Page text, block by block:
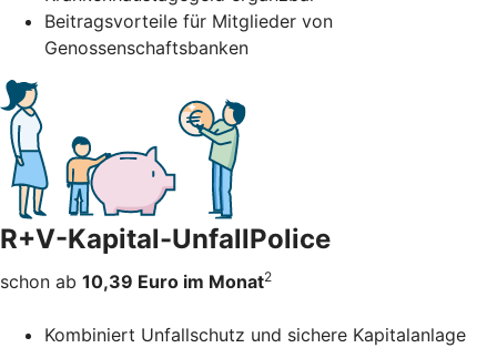
Beitragsvorteile für Mitglieder von
Genossenschaftsbanken
R+V-Kapital-UnfallPolice
schon ab 10,39 Euro im Monat2
Kombiniert Unfallschutz und sichere Kapitalanlage